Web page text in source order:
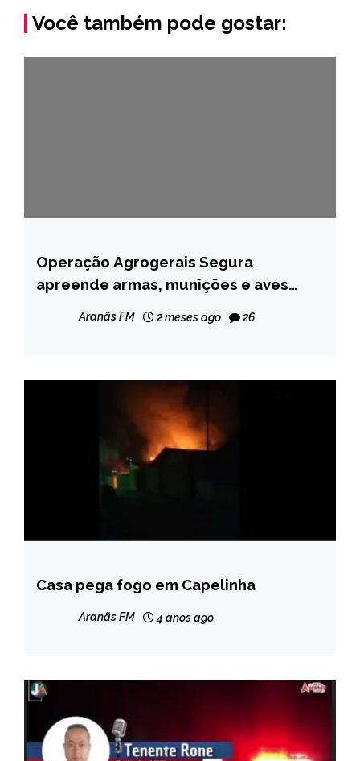
Você também pode gostar:
MINAS
GERAIS
NOTÍCIAS
Operação Agrogerais Segura
apreende armas, munições e aves
Aranãs FM 2 meses ago 26
CAPELINHA
NOTÍCIAS
Casa pega fogo em Capelinha
Aranãs FM 4 anos ago